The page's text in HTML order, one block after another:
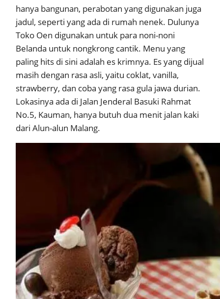
hanya bangunan, perabotan yang digunakan juga
jadul, seperti yang ada di rumah nenek. Dulunya
Toko Oen digunakan untuk para noni-noni
Belanda untuk nongkrong cantik. Menu yang
paling hits di sini adalah es krimnya. Es yang dijual
masih dengan rasa asli, yaitu coklat, vanilla,
strawberry, dan coba yang rasa gula jawa durian.
Lokasinya ada di Jalan Jenderal Basuki Rahmat
No.5, Kauman, hanya butuh dua menit jalan kaki
dari Alun-alun Malang.